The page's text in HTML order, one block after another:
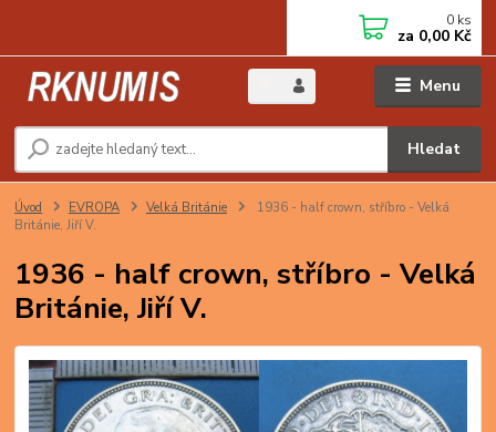
Menu
Hledat
0 ks
za 0,00 Kč
Úvod EVROPA Velká Británie
1936 - half crown, stříbro - Velká
Británie, Jiří V.
1936 - half crown, stříbro - Velká
Británie, Jiří V.